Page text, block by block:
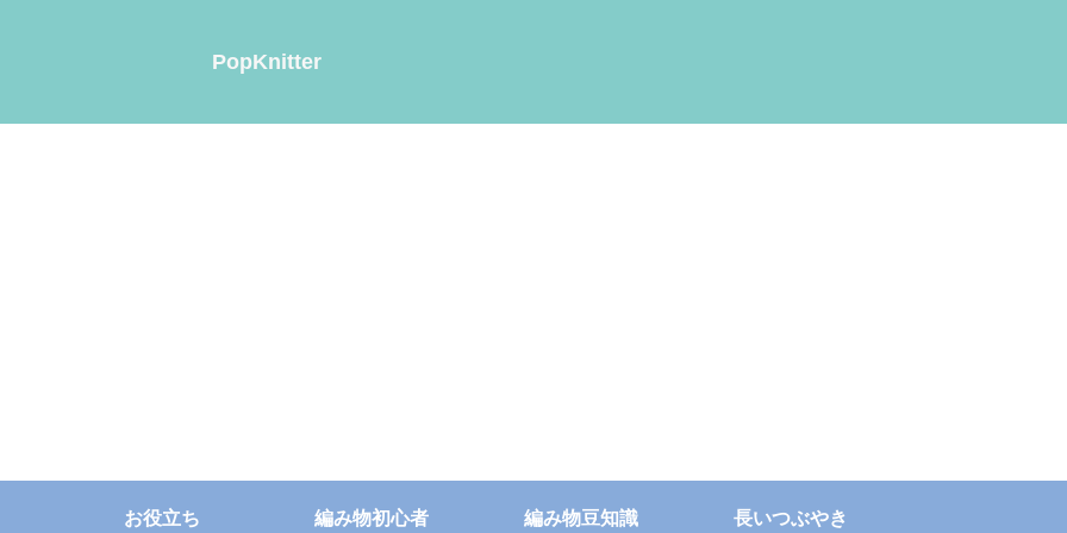
PopKnitter
お役立ち 編み物初心者 編み物豆知識 長いつぶやき